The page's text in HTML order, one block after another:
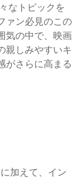
なトピックを
ァン必見のこの
気の中で、映画
親しみやすいキ
がさらに高まる
加えて、イン